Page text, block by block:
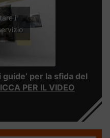
i
guide’ per la sfida del
PER IL VIDEO